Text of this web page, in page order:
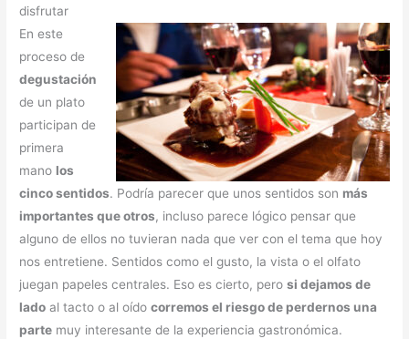
disfrutar
En este
proceso de
degustación
de un plato
participan de
primera
mano los
cinco sentidos. Podría parecer que unos sentidos son más
importantes que otros, incluso parece lógico pensar que
alguno de ellos no tuvieran nada que ver con el tema que hoy
nos entretiene. Sentidos como el gusto, la vista o el olfato
juegan papeles centrales. Eso es cierto, perosi dejamos de
lado al tacto o al oídocorremos el riesgo de perdernos una
parte muy interesante de la experiencia gastronómica.